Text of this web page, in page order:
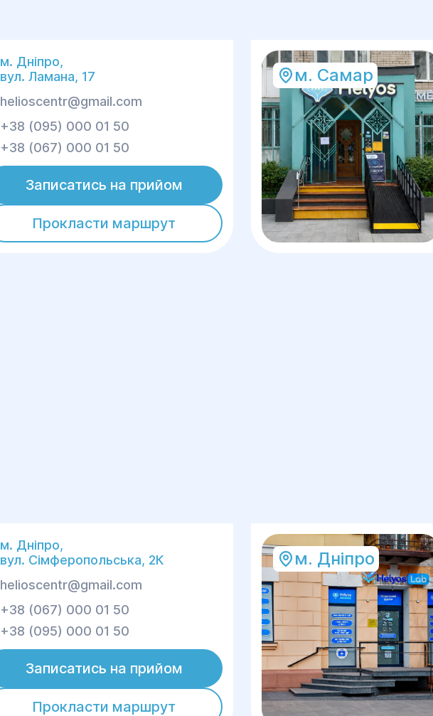
м. Дніпро,
вул. Ламана, 17
helioscentr@gmail.com
+38 (095) 000 01 50
+38 (067) 000 01 50
Записатись на прийом
Прокласти маршрут
м. Самар
м. Дніпро,
вул. Сімферопольська, 2К
helioscentr@gmail.com
+38 (067) 000 01 50
+38 (095) 000 01 50
Записатись на прийом
Прокласти маршрут
м. Дніпро